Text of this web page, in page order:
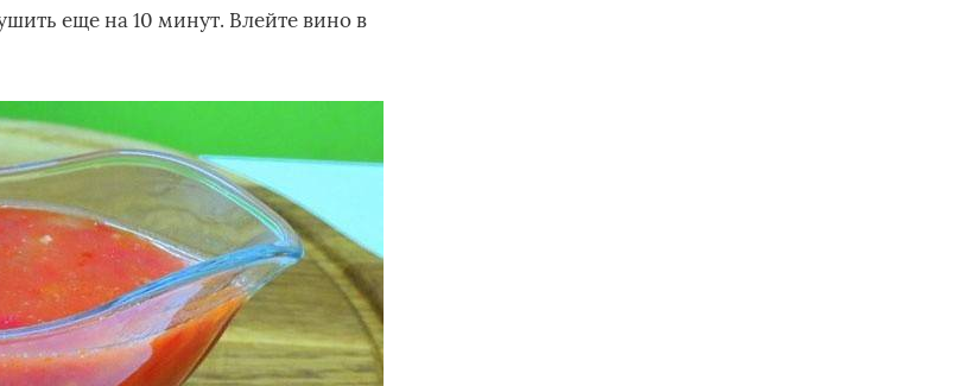
еще на 10 минут. Влейте вино в